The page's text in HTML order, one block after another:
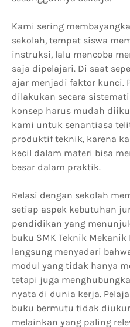
Kami sering
sekolah, tempat siswa
instruksi, lalu mencoba
saja dipelajari. Di saat
ajar menjadi faktor kunci.
dilakukan secara
konsep harus mudah
kami untuk senantiasa
produktif teknik, karena
kecil dalam materi bisa
besar dalam praktik.
Relasi dengan sekolah
setiap aspek kebutuhan
pendidikan yang
buku SMK Teknik
langsung menyadari
modul yang tidak hanya
tetapi juga
nyata di dunia kerja.
buku bermutu tidak
melainkan yang paling